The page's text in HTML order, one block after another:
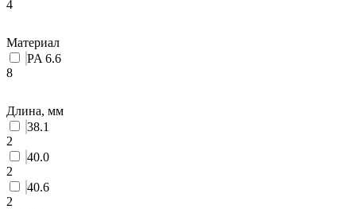
4
Материал
PA 6.6
8
Длина, мм
38.1
2
40.0
2
40.6
2